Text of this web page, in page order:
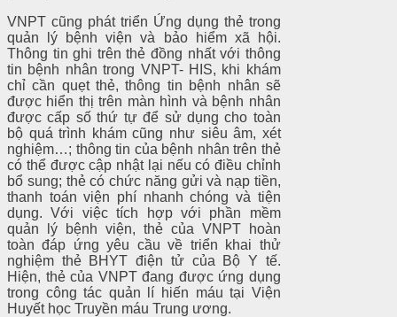
VNPT cũng phát triển Ứng dụng thẻ trong
quản lý bệnh viện và bảo hiểm xã hội.
Thông tin ghi trên thẻ đồng nhất với thông
tin bệnh nhân trong VNPT- HIS, khi khám
chỉ cần quẹt thẻ, thông tin bệnh nhân sẽ
được hiển thị trên màn hình và bệnh nhân
được cấp số thứ tự để sử dụng cho toàn
bộ quá trình khám cũng như siêu âm, xét
nghiệm…; thông tin của bệnh nhân trên thẻ
có thể được cập nhật lại nếu có điều chỉnh
bổ sung; thẻ có chức năng gửi và nạp tiền,
thanh toán viện phí nhanh chóng và tiện
dụng. Với việc tích hợp với phần mềm
quản lý bệnh viện, thẻ của VNPT hoàn
toàn đáp ứng yêu cầu về triển khai thử
nghiệm thẻ BHYT điện tử của Bộ Y tế.
Hiện, thẻ của VNPT đang được ứng dụng
trong công tác quản lí hiến máu tại Viện
Huyết học Truyền máu Trung ương.